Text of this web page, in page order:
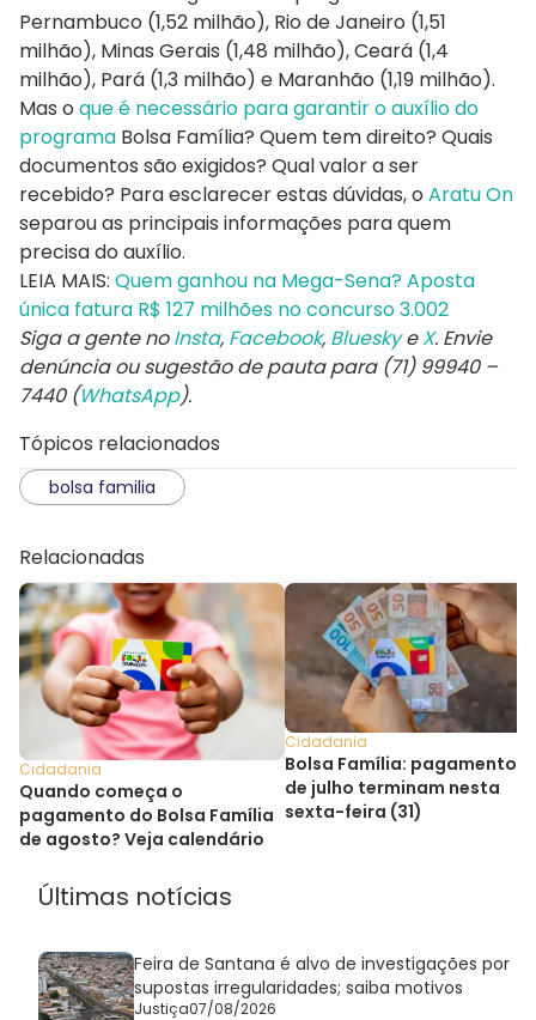
Pernambuco (1,52 milhão), Rio de Janeiro (1,51
milhão), Minas Gerais (1,48 milhão), Ceará (1,4
milhão), Pará (1,3 milhão) e Maranhão (1,19 milhão).
Mas o que é necessário para garantir o auxílio do
programa Bolsa Família? Quem tem direito? Quais
documentos são exigidos? Qual valor a ser
recebido? Para esclarecer estas dúvidas, o Aratu On
separou as principais informações para quem
precisa do auxílio.
LEIA MAIS: Quem ganhou na Mega-Sena? Aposta
única fatura R$ 127 milhões no concurso 3.002
Siga a gente noInsta, Facebook, BlueskyeX. Envie
denúncia ou sugestão de pauta para (71) 99940 –
7440 (WhatsApp).
Tópicos relacionados
bolsa familia
Relacionadas
Cidadania
Quando começa o
pagamento do Bolsa Família
de agosto? Veja calendário
Cidadania
Bolsa Família: pagamentos
de julho terminam nesta
sexta-feira (31)
Últimas notícias
Feira de Santana é alvo de investigações por
supostas irregularidades; saiba motivos
Justiça07/08/2026